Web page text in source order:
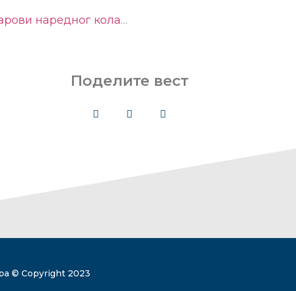
наредног кола…
Поделите вест
© Copyright 2023